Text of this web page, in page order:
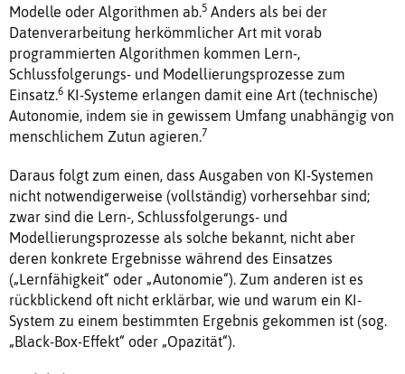
Modelle oder Algorithmen ab.5 Anders als bei der
Datenverarbeitung herkömmlicher Art mit vorab
programmierten Algorithmen kommen Lern-,
Schlussfolgerungs- und Modellierungsprozesse zum
Einsatz.6 KI-Systeme erlangen damit eine Art (technische)
Autonomie, indem sie in gewissem Umfang unabhängig von
menschlichem Zutun agieren.7
Daraus folgt zum einen, dass Ausgaben von KI-Systemen
nicht notwendigerweise (vollständig) vorhersehbar sind;
zwar sind die Lern-, Schlussfolgerungs- und
Modellierungsprozesse als solche bekannt, nicht aber
deren konkrete Ergebnisse während des Einsatzes
(„Lernfähigkeit“ oder „Autonomie“). Zum anderen ist es
rückblickend oft nicht erklärbar, wie und warum ein KI-
System zu einem bestimmten Ergebnis gekommen ist (sog.
„Black-Box-Effekt“ oder „Opazität“).